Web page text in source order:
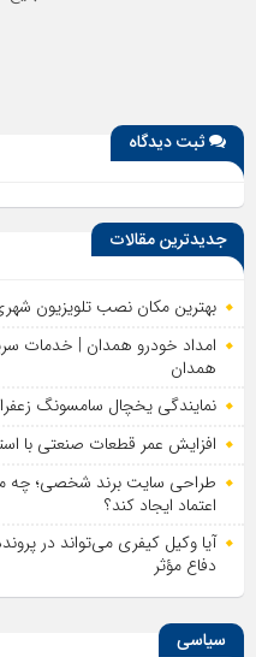
ثبت دیدگاه
جدیدترین مقالات
بهترین مکان نصب تلویزیون
امداد خودرو همدان | خدمات
همدان
نمایندگی یخچال سامسونگ زعفرانیه؛
افزایش عمر قطعات صنعتی با
طراحی سایت برند شخصی؛ چه
اعتماد ایجاد کند؟
آیا وکیل کیفری می‌تواند در
دفاع مؤثر
سیاسی